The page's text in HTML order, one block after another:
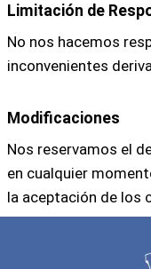
Limitación de
No nos hacemos
inconvenientes
Modificaciones
Nos reservamos el
en cualquier
la aceptación de los